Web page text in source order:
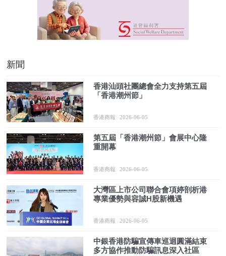
新聞
香港汕頭社團總會全力支持第五屆
「香港潮州節」
香港商報 2026-06-05
第五屆「香港潮州節」會展中心隆
重開幕
香港商報 2026-06-05
大灣區上市公司聯合會項婷剖析港
專業優勢與容誠H股新機遇
香港商報 2026-06-05
中銀香港防騙宣傳車巡迴圓滿結束
多方協作推動防騙訊息深入社區